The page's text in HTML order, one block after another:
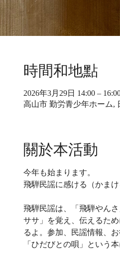
時間和地點
2026年3月29日 14:00 –
高山市 勤労青少年ホーム,
關於本活動
今年も始まります。
飛騨民謡に感ける（かま
飛騨民謡は、「飛騨やん
ササ」を覚え、伝えるた
るよ。参加、民謡情報、お
「ひだびとの唄」という